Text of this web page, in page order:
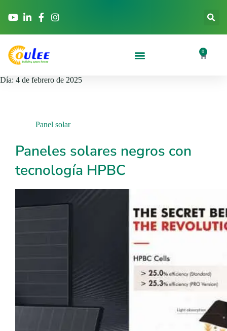
0
Día: 4 de febrero de 2025
Panel solar
Paneles solares negros con
tecnología HPBC